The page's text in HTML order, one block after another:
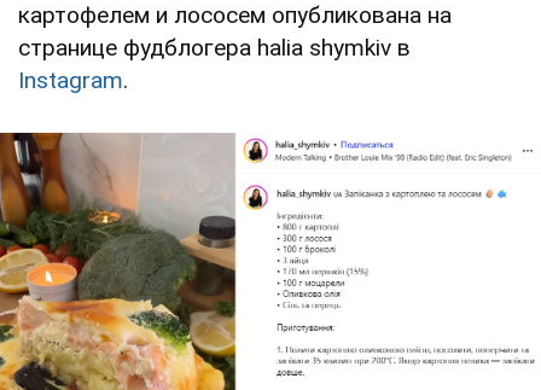
картофелем и лососем опубликована на
странице фудблогера halia shymkiv в
Instagram.